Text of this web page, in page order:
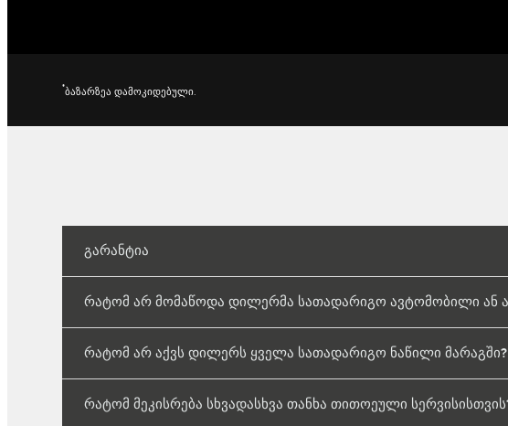
*ბაზარზეა დამოკიდებული.
გარანტია
რატომ არ მომაწოდა დილერმა სათადარიგო ავტომობილი ან არ
რატომ არ აქვს დილერს ყველა სათადარიგო ნაწილი მარაგში?
რატომ მეკისრება სხვადასხვა თანხა თითოეული